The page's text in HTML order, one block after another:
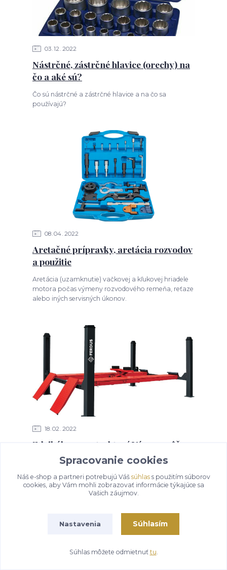
03 12 2022
Nástrčné, zástrčné hlavice (orechy) na
čo a aké sú?
Čo sú nástrčné a zástrčné hlavice a na čo sa
používajú?
08 04 2022
Aretačné prípravky, aretácia rozvodov
a použitie
Aretácia (uzamknutie) vačkovej a kľukovej hriadele
motora počas výmeny rozvodového remeňa, reťaze
alebo iných servisných úkonov.
18 02 2022
Zdviháky na auto, ktoré Vám pomôžu s
opravami
Ako si vybrať správny zdvihák na zdvihnutie a
opravu automobilu?
Spracovanie cookies
Náš e-shop a partneri potrebujú Váš súhlass použitím súborov
cookies, aby Vám mohli zobrazovať informácie týkajúce sa
Vašich záujmov.
Nastavenia Súhlasím
Súhlas môžete odmietnuť tu